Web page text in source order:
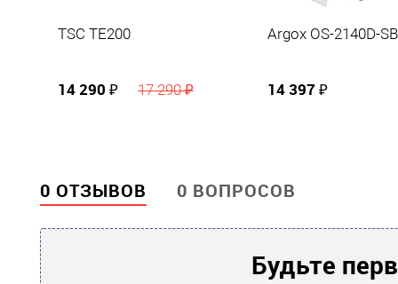
TSC TE200
14 290 ₽ 17 290 ₽
Argox OS-2140D-SB
14 397 ₽
0 ОТЗЫВОВ 0 ВОПРОСОВ
Будьте